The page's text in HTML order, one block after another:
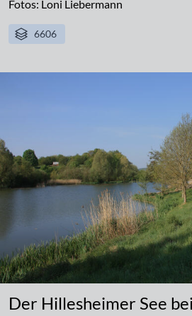
Fotos: Loni Liebermann
6606
Der Hillesheimer See